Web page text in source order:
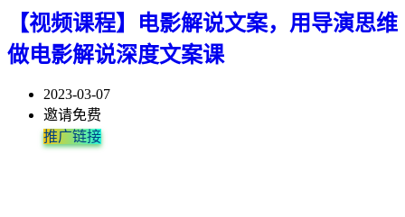
【视频课程】电影解说文案，用导演思维
做电影解说深度文案课
2023-03-07
邀请免费
推广链接